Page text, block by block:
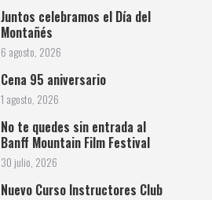
Juntos celebramos el Día del
Montañés
6 agosto, 2026
Cena 95 aniversario
1 agosto, 2026
No te quedes sin entrada al
Banff Mountain Film Festival
30 julio, 2026
Nuevo Curso Instructores Club